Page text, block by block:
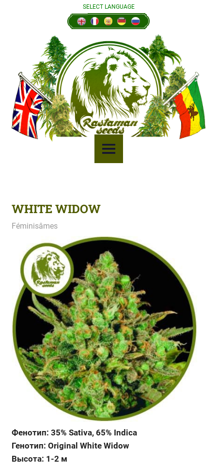
SELECT LANGUAGE
MENU
WHITE WIDOW
Féminisâmes
Фенотип: 35% Sativa, 65% Indica
Генотип: Original White Widow
Высота: 1-2 м